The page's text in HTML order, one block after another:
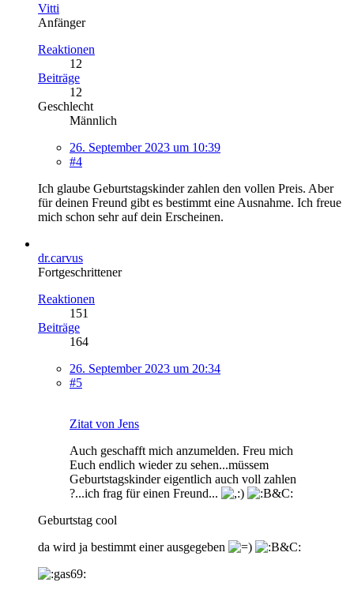
Vitti
Anfänger
Reaktionen
12
Beiträge
12
Geschlecht
Männlich
26. September 2023 um 10:39
#4
Ich glaube Geburtstagskinder zahlen den vollen Preis. Aber
für deinen Freund gibt es bestimmt eine Ausnahme. Ich freue
mich schon sehr auf dein Erscheinen.
dr.carvus
Fortgeschrittener
Reaktionen
151
Beiträge
164
26. September 2023 um 20:34
#5
Zitat von Jens
Auch geschafft mich anzumelden. Freu mich
Euch endlich wieder zu sehen...müssem
Geburtstagskinder eigentlich auch voll zahlen
?...ich frag für einen Freund...
Geburtstag cool
da wird ja bestimmt einer ausgegeben